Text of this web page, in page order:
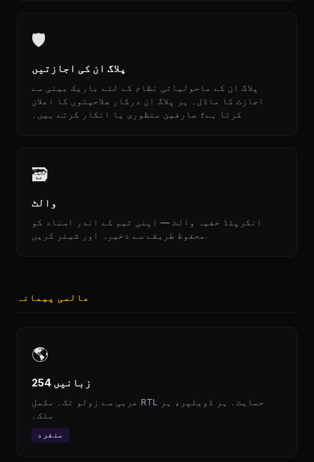
🛡
پلاگ ان کی اجازتیں
پلاگ ان کے ماحولیاتی نظام کے لئے باریک بینی سے
اجازت کا ماڈل۔ ہر پلاگ ان درکار صلاحیتوں کا اعلان
کرتا ہے؛ صارفین منظوری یا انکار کرتے ہیں۔
🗃
والٹ
انکرپٹڈ خفیہ والٹ — اپنی ٹیم کے اندر اسناد کو
محفوظ طریقے سے ذخیرہ اور شیئر کریں.
عالمی پیمانہ
🌎
254 زبانیں
عربی سے زولو تک۔ مکمل RTL حمایت۔ ہر ڈویلپر، ہر
ملک۔
منفرد